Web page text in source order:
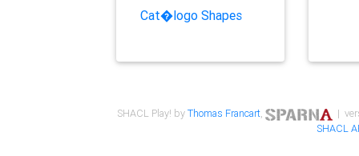
Cat�logo Shapes
SHACL Play! byThomas Francart,
|
SHACL